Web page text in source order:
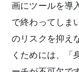
画にツールを導
で終わってしま
のリスクを抑え
くためには、「